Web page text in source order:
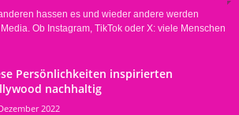
hassen es und wieder andere werden
Ob Instagram, TikTok oder X: viele Menschen
Persönlichkeiten inspirierten
nachhaltig
2022